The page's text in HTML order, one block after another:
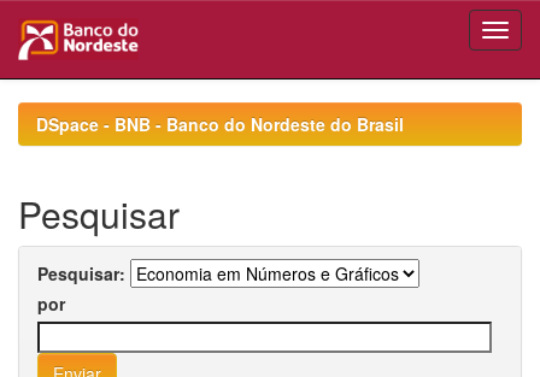
navigationDSpace - BNB - Banco do Nordeste do Brasil
Pesquisar
Pesquisar:
por